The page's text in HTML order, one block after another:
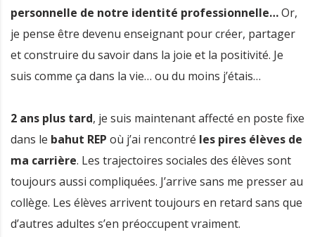
personnelle de notre identité professionnelle…Or,
je pense être devenu enseignant pour créer, partager
et construire du savoir dans la joie et la positivité. Je
suis comme ça dans la vie… ou du moins j’étais…
2 ans plus tard, je suis maintenant affecté en poste fixe
dans le bahut REP où j’ai rencontré les pires élèves de
ma carrière. Les trajectoires sociales des élèves sont
toujours aussi compliquées. J’arrive sans me presser au
collège. Les élèves arrivent toujours en retard sans que
d’autres adultes s’en préoccupent vraiment.